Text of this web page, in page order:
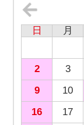
日 月
2
3
9
10
16
17